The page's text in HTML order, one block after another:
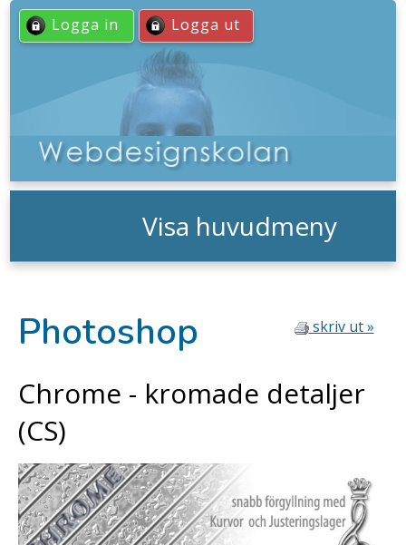
Logga in Logga ut
Visa huvudmeny
Photoshop skriv ut »
Chrome - kromade detaljer
(CS)